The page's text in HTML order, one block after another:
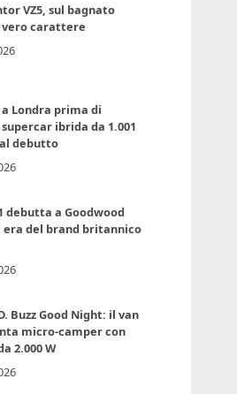
VZ5, sul bagnato
vero carattere
Londra prima di
ibrida da 1.001
debutto
debutta a Goodwood
era del brand britannico
Buzz Good Night: il van
micro-camper con
2.000 W